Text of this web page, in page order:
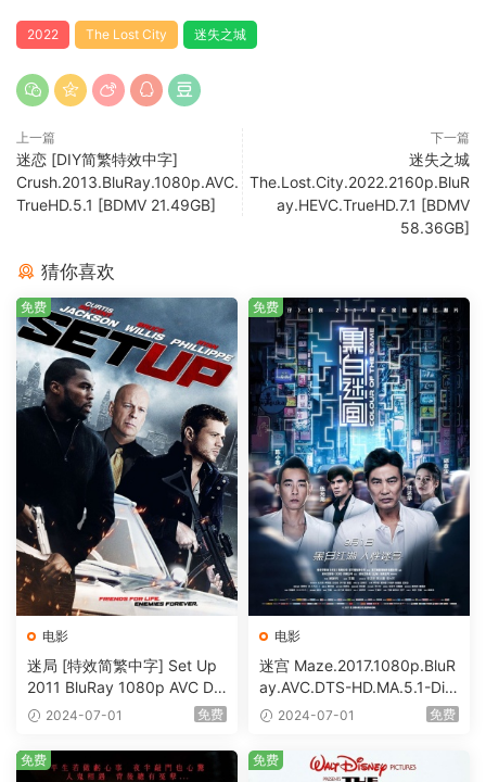
2022 The Lost City 迷失之城
上一篇
迷恋 [DIY简繁特效中字]
Crush.2013.BluRay.1080p.AVC.
TrueHD.5.1 [BDMV 21.49GB]
下一篇
迷失之城
The.Lost.City.2022.2160p.BluR
ay.HEVC.TrueHD.7.1 [BDMV
58.36GB]
猜你喜欢
电影
迷局 [特效简繁中字] Set Up
2011 BluRay 1080p AVC DT
S-HD MA5.1-shhaclm@CHD
2024-07-01 免费
免费
电影
迷宫 Maze.2017.1080p.BluR
ay.AVC.DTS-HD.MA.5.1-DiY
@HDHome [BDISO 19.7GB]
2024-07-01 免费
免费
免费 免费